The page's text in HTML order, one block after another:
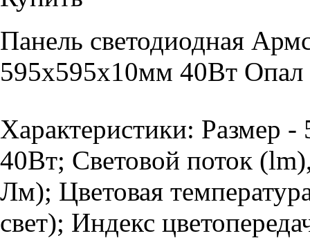
Панель светодиодная
595х595х10мм 40Вт
Характеристики: Размер
40Вт; Световой поток
Лм); Цветовая
свет); Индекс